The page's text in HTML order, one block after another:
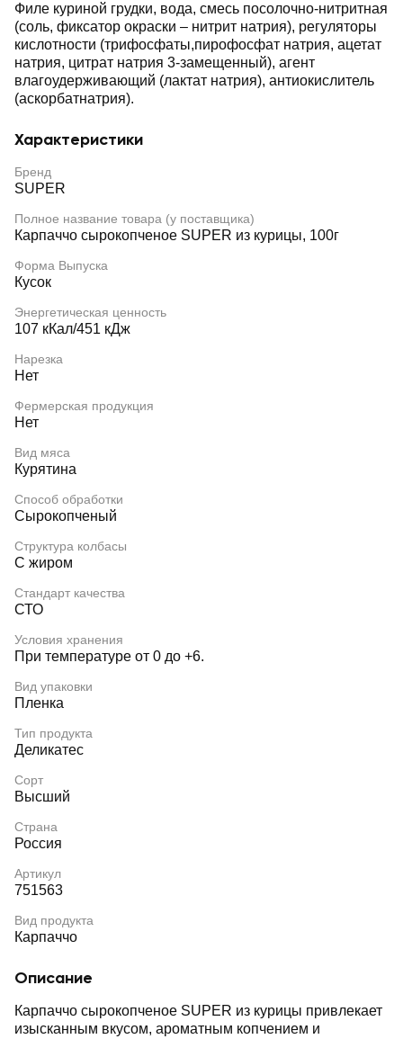
Филе куриной грудки, вода, смесь посолочно-нитритная
(соль, фиксатор окраски – нитрит натрия), регуляторы
кислотности (трифосфаты,пирофосфат натрия, ацетат
натрия, цитрат натрия 3-замещенный), агент
влагоудерживающий (лактат натрия), антиокислитель
(аскорбатнатрия).
Характеристики
Бренд
SUPER
Полное название товара (у поставщика)
Карпаччо сырокопченое SUPER из курицы, 100г
Форма Выпуска
Кусок
Энергетическая ценность
107 кКал/451 кДж
Нарезка
Нет
Фермерская продукция
Нет
Вид мяса
Курятина
Способ обработки
Сырокопченый
Структура колбасы
С жиром
Стандарт качества
СТО
Условия хранения
При температуре от 0 до +6.
Вид упаковки
Пленка
Тип продукта
Деликатес
Сорт
Высший
Страна
Россия
Артикул
751563
Вид продукта
Карпаччо
Описание
Карпаччо сырокопченое SUPER из курицы привлекает
изысканным вкусом, ароматным копчением и